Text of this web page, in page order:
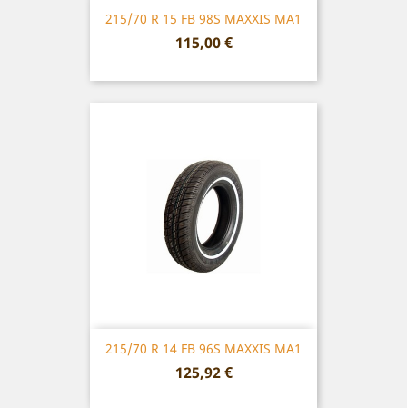
215/70 R 15 FB 98S MAXXIS MA1
Prix
115,00 €
215/70 R 14 FB 96S MAXXIS MA1
Prix
125,92 €